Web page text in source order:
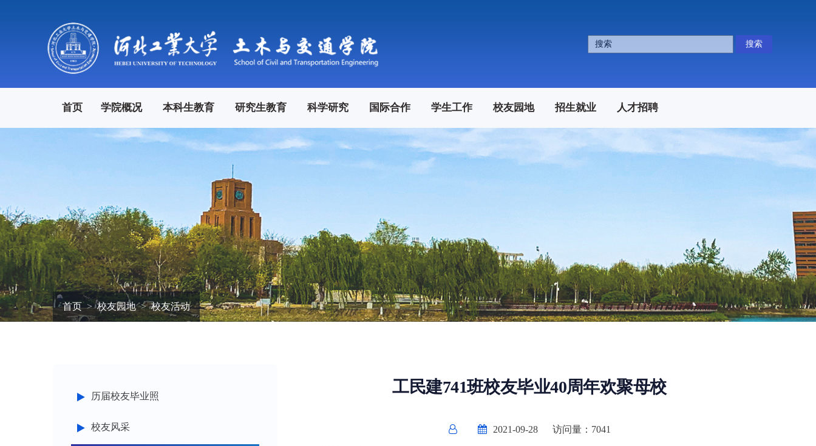
搜索
首页 学院概况 本科生教育 研究生教育 科学研究 国际合作 学生工作 校友园地 招生就业 人才招聘
首页 校友园地 校友活动
历届校友毕业照
校友风采
工民建741班校友毕业40周年欢聚母校
2021-09-28 访问量： 7041